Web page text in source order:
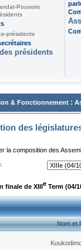
Pouvoirs
présidents
présidents
& Fonctionnement :
des
la composition des
finale de XIIIe Term (04/
Nom et